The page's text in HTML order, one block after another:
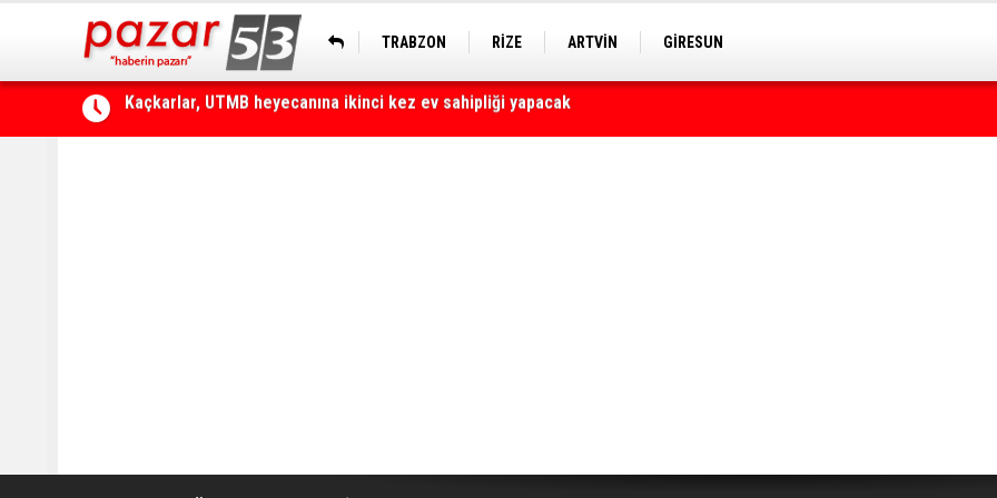
TRABZON RİZE ARTVİN GİRESUN
Çamlıhemşin'de otomobilin üzerine kaya düştü: 1 yaralı